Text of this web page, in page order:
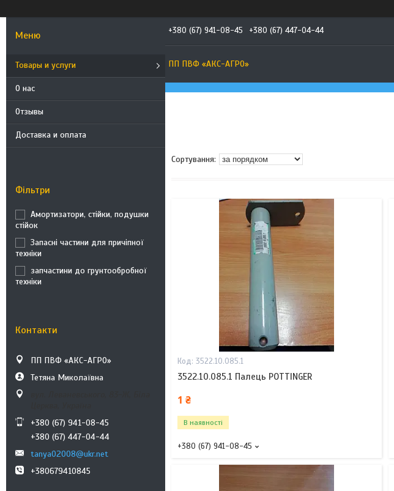
Товары и услуги
О нас
Отзывы
Доставка и оплата
Фільтри
Амортизатори, стійки, подушки
стійок
Запасні частини для причіпної
техніки
запчастини до грунтообробної
техніки
Контакти
ПП ПВФ «АКС-АГРО»
Тетяна Миколаївна
+380 (67) 941-08-45
+380 (67) 447-04-44
tanya02008@ukr.net
+380679410845
+380 (67) 941-08-45 +380 (67) 447-04-44
ПП ПВФ «АКС-АГРО»
3522.10.085.1
3522.10.085.1 Палець POTTINGER
1 ₴
В наявності
+380 (67) 941-08-45